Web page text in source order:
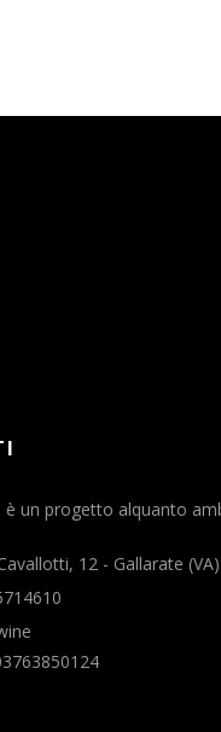
è un progetto alquanto
12 - Gallarate